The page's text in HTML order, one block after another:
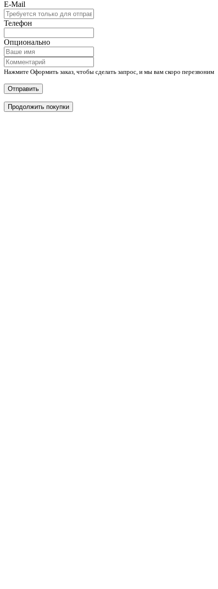
E-Mail
Телефон
Опционально
Нажмите Оформить заказ, чтобы сделать запрос, и мы вам скоро перезвоним
Отправить
Продолжить покупки